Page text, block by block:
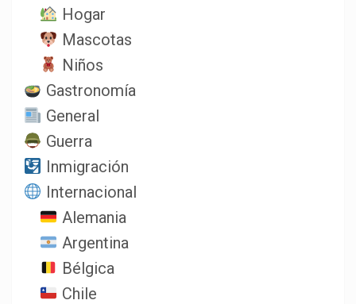
Hogar
Mascotas
Niños
Gastronomía
General
Guerra
Inmigración
Internacional
Alemania
Argentina
Bélgica
Chile